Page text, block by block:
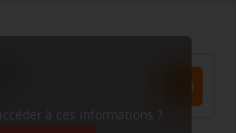
à ces informations ?